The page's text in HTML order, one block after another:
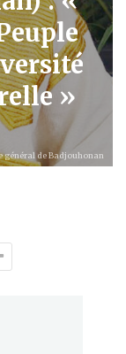
»
général de Badjouhonan